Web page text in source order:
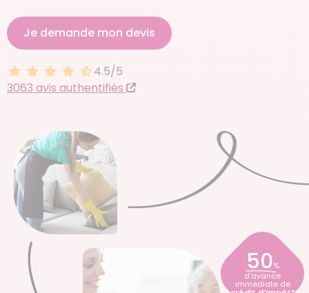
Je demande mon devis
4.5 sur 5
4.5/5
3063 avis authentifiés
50%
d’avance
immédiate de